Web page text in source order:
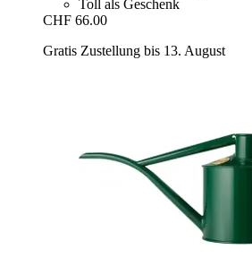
Toll als Geschenk
CHF 66.00
Gratis Zustellung bis 13. August